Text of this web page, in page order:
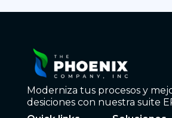
Moderniza tus procesos y
desiciones con nuestra suite